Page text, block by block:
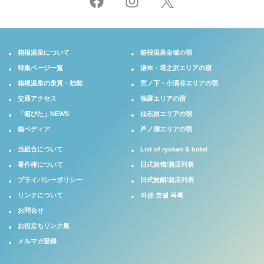
箱根温泉について
特集ページ一覧
箱根温泉の泉質・効能
交通アクセス
「箱ぴた」NEWS
箱ペディア
箱根温泉全域の宿
湯本・塔之沢エリアの宿
宮ノ下・小涌谷エリアの宿
強羅エリアの宿
仙石原エリアの宿
芦ノ湖エリアの宿
当組合について
著作権について
プライバシーポリシー
リンクについて
お問合せ
お役立ちリンク集
メルマガ登録
List of ryokan & hotel
日式旅馆/酒店列表
日式旅館/酒店列表
여관·호텔 목록